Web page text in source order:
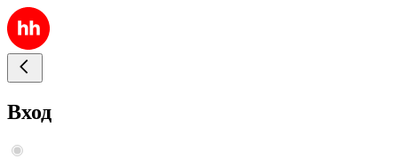
Вход